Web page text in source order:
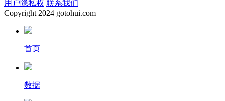
用户隐私权 联系我们
Copyright 2024 gotohui.com
首页
数据